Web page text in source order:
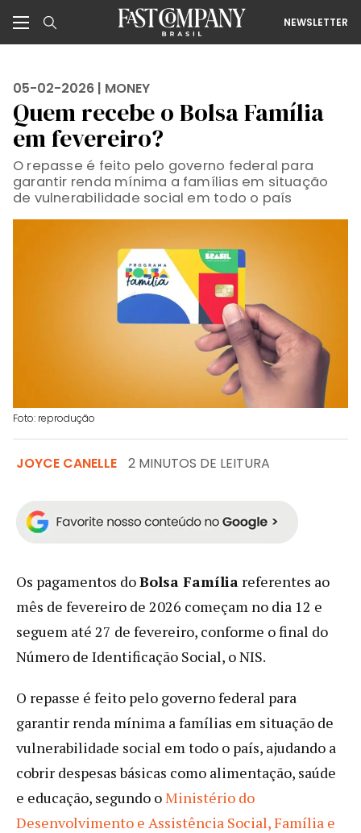
NEWSLETTER
05-02-2026 | MONEY
Quem recebe o Bolsa Família
em fevereiro?
O repasse é feito pelo governo federal para
garantir renda mínima a famílias em situação
de vulnerabilidade social em todo o país
Foto: reprodução
JOYCE CANELLE 2 MINUTOS DE LEITURA
Os pagamentos doBolsa Família referentes ao
mês de fevereiro de 2026 começam no dia 12 e
seguem até 27 de fevereiro, conforme o final do
Número de Identificação Social, o NIS.
O repasse é feito pelo governo federal para
garantir renda mínima a famílias em situação de
vulnerabilidade social em todo o país, ajudando a
cobrir despesas básicas como alimentação, saúde
e educação, segundo oMinistério do
Desenvolvimento e Assistência Social, Família e